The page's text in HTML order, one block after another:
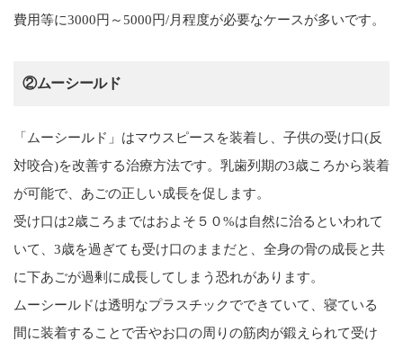
費用等に3000円～5000円/月程度が必要なケースが多いです。
②ムーシールド
「ムーシールド」はマウスピースを装着し、子供の受け口(反
対咬合)を改善する治療方法です。乳歯列期の3歳ころから装着
が可能で、あごの正しい成長を促します。
受け口は2歳ころまではおよそ５０%は自然に治るといわれて
いて、3歳を過ぎても受け口のままだと、全身の骨の成長と共
に下あごが過剰に成長してしまう恐れがあります。
ムーシールドは透明なプラスチックでできていて、寝ている
間に装着することで舌やお口の周りの筋肉が鍛えられて受け